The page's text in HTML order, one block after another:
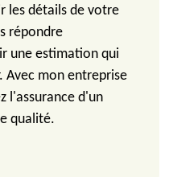
les détails de votre
répondre
une estimation qui
Avec mon entreprise
l'assurance d'un
qualité.